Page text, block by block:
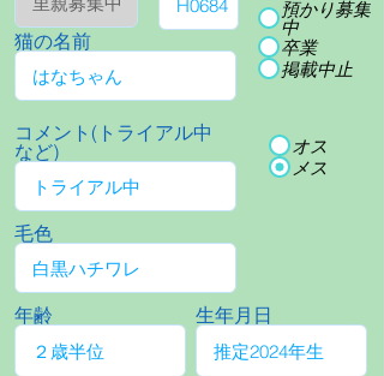
猫の名前
預かり募集
中
卒業
掲載中止
コメント(トライアル中
など)
オス
メス
毛色
年齢 生年月日